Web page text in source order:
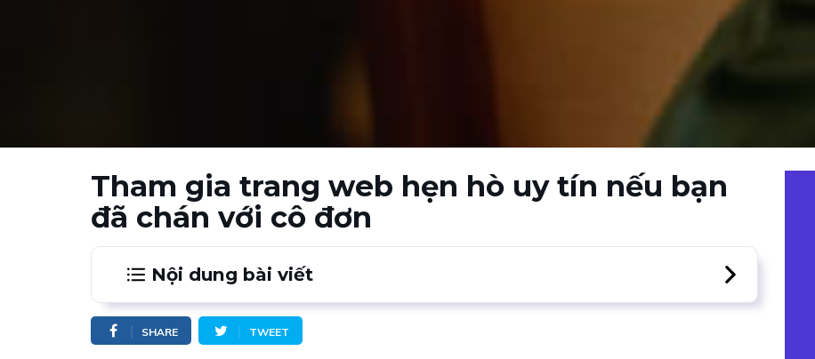
Tham gia trang web hẹn hò uy tín nếu bạn
đã chán với cô đơn
Nội dung bài viết
1.Bạn tự tạo buổi hẹn lý tưởng trên website
2.Chủ động đi tìm người yêu
SHARE TWEET